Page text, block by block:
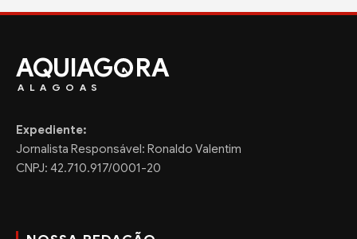
AQUIAG RA
ALAGOAS
Expediente:
Jornalista Responsável: Ronaldo Valentim
CNPJ: 42.710.917/0001-20